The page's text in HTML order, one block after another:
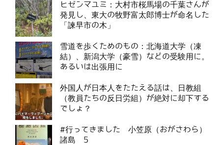
ヒゼンマユミ：大村市桜馬場の千葉さんが
発見し、東大の牧野富太郎博士が命名した
「諫早市の木」
雪道を歩くためのもの：北海道大学（凍
結）、新潟大学（豪雪）などの受験用に。
あるいは出張用に
外国人が日本人をたたえる話は、日教組
（教員たちの反日労組）が絶対に却下する
でしょ？
#行ってきました 小笠原（おがさわら）
諸島 5